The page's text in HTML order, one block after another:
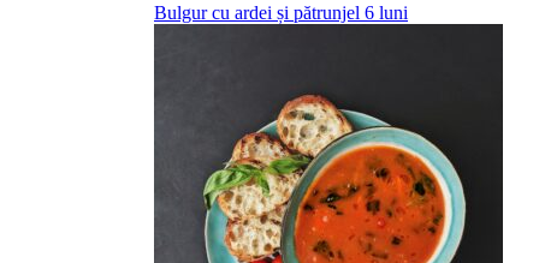
Bulgur cu ardei și pătrunjel 6 luni